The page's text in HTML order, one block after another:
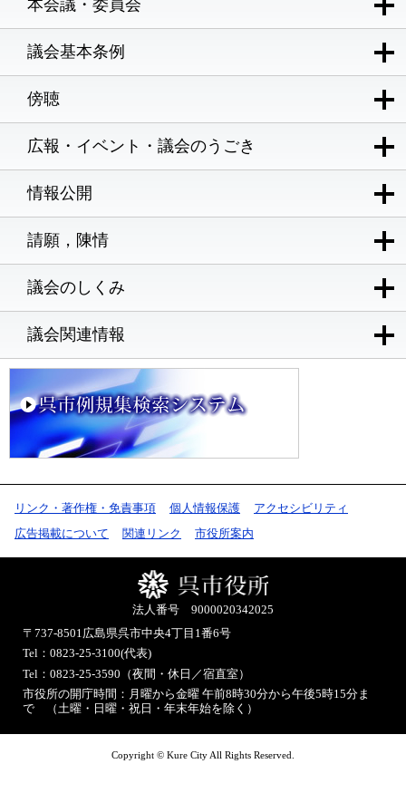
本会議・委員会
議会基本条例
傍聴
広報・イベント・議会のうごき
情報公開
請願，陳情
議会のしくみ
議会関連情報
リンク・著作権・免責事項 個人情報保護
アクセシビリティ
広告掲載について
関連リンク 市役所案内
法人番号 9000020342025
〒737-8501広島県呉市中央4丁目1番6号
Tel：0823-25-3100(代表)
Tel：0823-25-3590（夜間・休日／宿直室）
市役所の開庁時間：月曜から金曜 午前8時30分から午後5時15分ま
で （土曜・日曜・祝日・年末年始を除く）
Copyright © Kure City All Rights Reserved.